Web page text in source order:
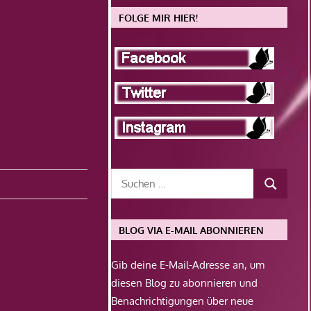
FOLGE MIR HIER!
BLOG VIA E-MAIL ABONNIEREN
Gib deine E-Mail-Adresse an, um
diesen Blog zu abonnieren und
Benachrichtigungen über neue